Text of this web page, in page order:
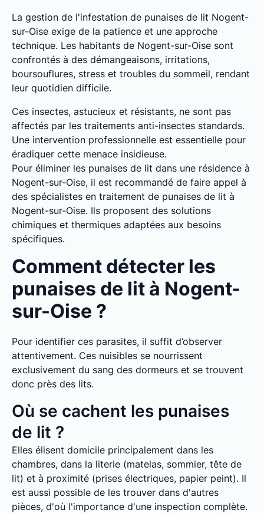
La gestion de l'infestation de punaises de lit Nogent-
sur-Oise exige de la patience et une approche
technique. Les habitants de Nogent-sur-Oise sont
confrontés à des démangeaisons, irritations,
boursouflures, stress et troubles du sommeil, rendant
leur quotidien difficile.
Ces insectes, astucieux et résistants, ne sont pas
affectés par les traitements anti-insectes standards.
Une intervention professionnelle est essentielle pour
éradiquer cette menace insidieuse.
Pour éliminer les punaises de lit dans une résidence à
Nogent-sur-Oise, il est recommandé de faire appel à
des spécialistes en traitement de punaises de lit à
Nogent-sur-Oise. Ils proposent des solutions
chimiques et thermiques adaptées aux besoins
spécifiques.
Comment détecter les
punaises de lit à Nogent-
sur-Oise ?
Pour identifier ces parasites, il suffit d’observer
attentivement. Ces nuisibles se nourrissent
exclusivement du sang des dormeurs et se trouvent
donc près des lits.
Où se cachent les punaises
de lit ?
Elles élisent domicile principalement dans les
chambres, dans la literie (matelas, sommier, tête de
lit) et à proximité (prises électriques, papier peint). Il
est aussi possible de les trouver dans d'autres
pièces, d'où l'importance d'une inspection complète.